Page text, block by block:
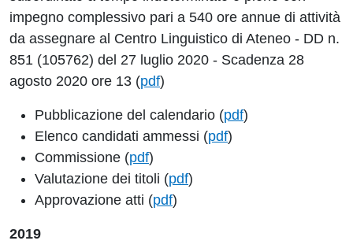
impegno complessivo pari a 540 ore annue di attività
da assegnare al Centro Linguistico di Ateneo - DD n.
851 (105762) del 27 luglio 2020 - Scadenza 28
agosto 2020 ore 13 (pdf)
Pubblicazione del calendario (pdf)
Elenco candidati ammessi (pdf)
Commissione (pdf)
Valutazione dei titoli (pdf)
Approvazione atti (pdf)
2019